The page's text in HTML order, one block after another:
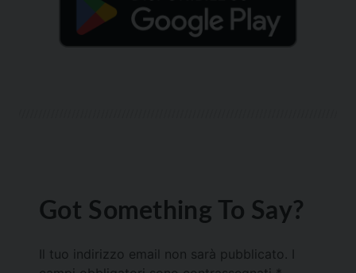
Got Something To Say?
Il tuo indirizzo email non sarà pubblicato.